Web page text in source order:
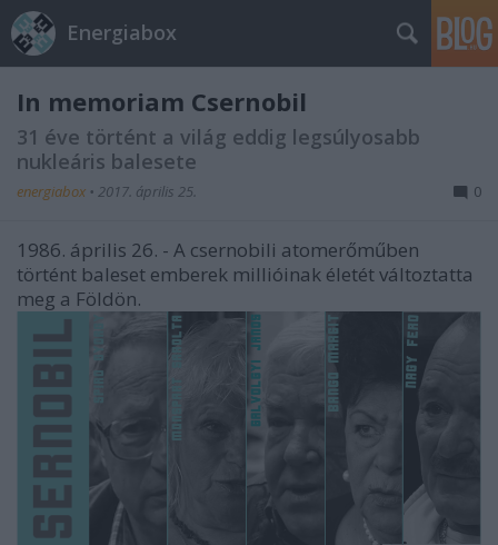
Energiabox
In memoriam Csernobil
31 éve történt a világ eddig legsúlyosabb
nukleáris balesete
energiabox • 2017. április 25. 0
1986. április 26. - A csernobili atomerőműben
történt baleset emberek millióinak életét változtatta
meg a Földön.